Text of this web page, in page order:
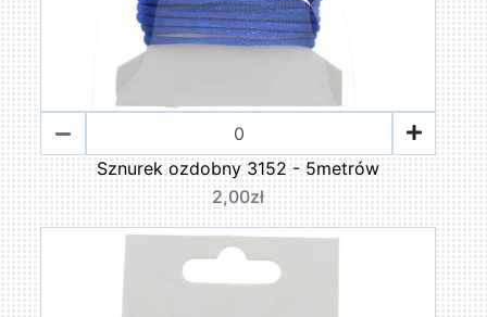
Sznurek ozdobny 3152 - 5metrów
2,00zł